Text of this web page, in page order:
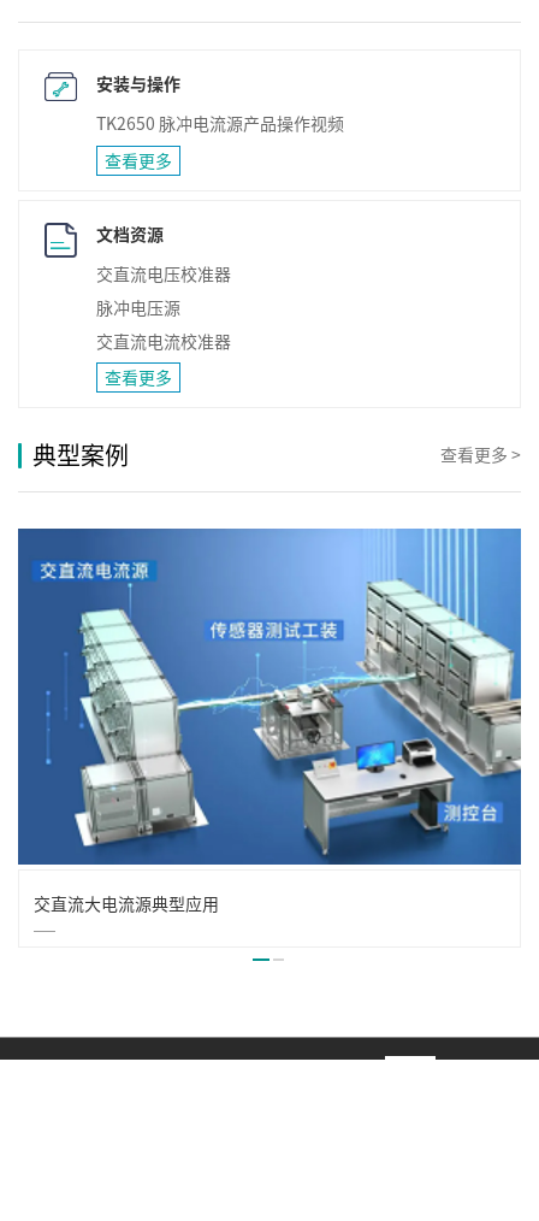
安装与操作
TK2650 脉冲电流源产品操作视频
查看更多
文档资源
交直流电压校准器
脉冲电压源
交直流电流校准器
查看更多
典型案例 查看更多 >
交直流大电流源典型应用